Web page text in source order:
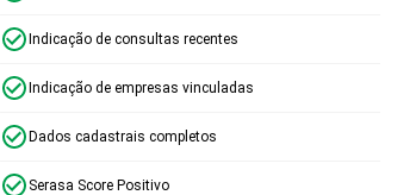
Indicação de consultas recentes
Indicação de empresas vinculadas
Dados cadastrais completos
Serasa Score Positivo